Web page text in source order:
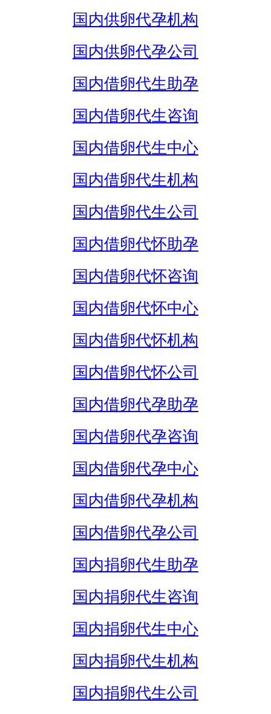
国内供卵代孕机构
国内供卵代孕公司
国内借卵代生助孕
国内借卵代生咨询
国内借卵代生中心
国内借卵代生机构
国内借卵代生公司
国内借卵代怀助孕
国内借卵代怀咨询
国内借卵代怀中心
国内借卵代怀机构
国内借卵代怀公司
国内借卵代孕助孕
国内借卵代孕咨询
国内借卵代孕中心
国内借卵代孕机构
国内借卵代孕公司
国内捐卵代生助孕
国内捐卵代生咨询
国内捐卵代生中心
国内捐卵代生机构
国内捐卵代生公司